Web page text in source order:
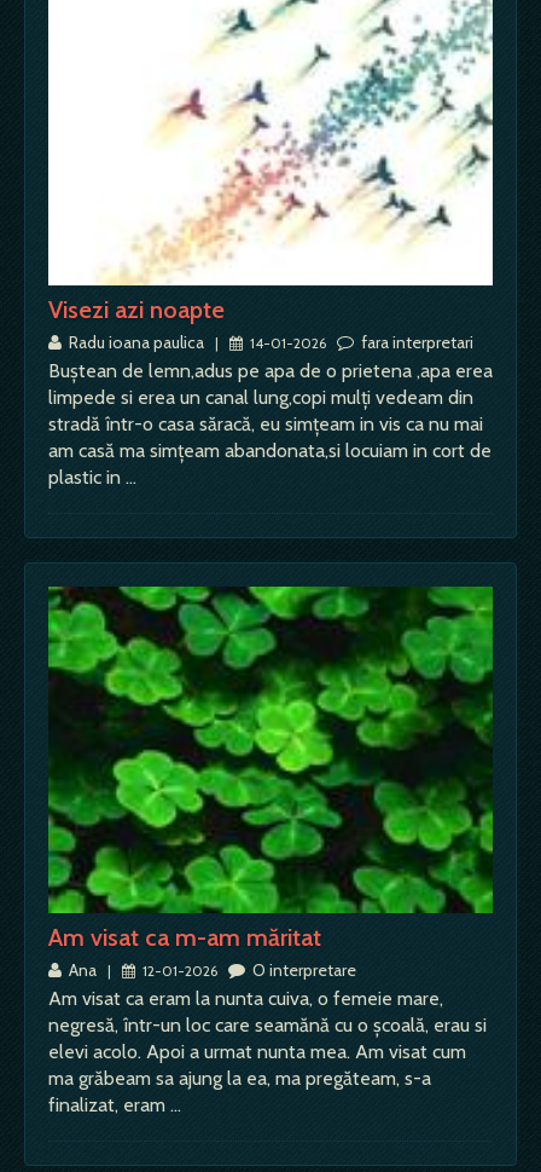
Visezi azi noapte
Radu ioana paulica | 14-01-2026 fara interpretari
Buștean de lemn,adus pe apa de o prietena ,apa erea
limpede si erea un canal lung,copi mulți vedeam din
stradă într-o casa săracă, eu simțeam in vis ca nu mai
am casă ma simțeam abandonata,si locuiam in cort de
plastic in …
Am visat ca m-am măritat
Ana | 12-01-2026 O interpretare
Am visat ca eram la nunta cuiva, o femeie mare,
negresă, într-un loc care seamănă cu o școală, erau si
elevi acolo. Apoi a urmat nunta mea. Am visat cum
ma grăbeam sa ajung la ea, ma pregăteam, s-a
finalizat, eram …